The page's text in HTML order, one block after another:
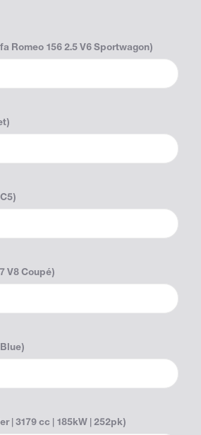
Romeo 156 2.5 V6 Sportwagon)
V8 Coupé)
| 3179 cc | 185kW | 252pk)